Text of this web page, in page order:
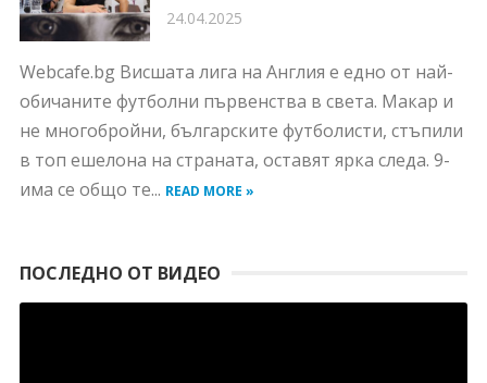
24.04.2025
Webcafe.bg Висшата лига на Англия е едно от най-
обичаните футболни първенства в света. Макар и
не многобройни, българските футболисти, стъпили
в топ ешелона на страната, оставят ярка следа. 9-
има се общо те... READ MORE »
ПОСЛЕДНО ОТ ВИДЕО